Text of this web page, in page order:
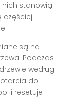
stanowią
częściej
są na
Podczas
według
do
i resetuje